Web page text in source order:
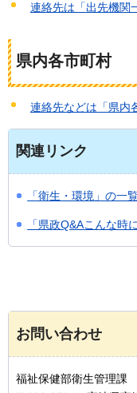
連絡先は「出先機関
県内各市町村
連絡先などは「県内
関連リンク
「衛生・環境」の一
「県政Q&Aこんな時
お問い合わせ
福祉保健部衛生管理課